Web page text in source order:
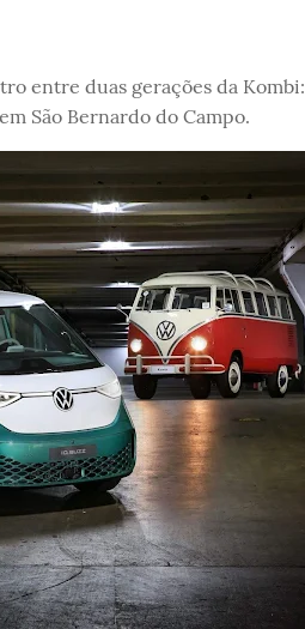
entre duas gerações da Kombi:
São Bernardo do Campo.